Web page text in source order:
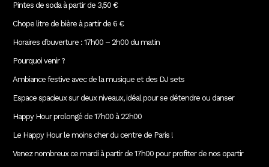
Pintes de soda à partir de 3,50 €
Chope litre de bière à partir de 6 €
Horaires d’ouverture : 17h00 – 2h00 du matin
Pourquoi venir ?
Ambiance festive avec de la musique et des DJ sets
Espace spacieux sur deux niveaux, idéal pour se détendre ou danser
Happy Hour prolongé de 17h00 à 22h00
Le Happy Hour le moins cher du centre de Paris !
Venez nombreux ce mardi à partir de 17h00 pour profiter de nos opartir